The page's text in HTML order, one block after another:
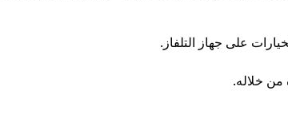
على جهاز التلفاز.
من خلاله.